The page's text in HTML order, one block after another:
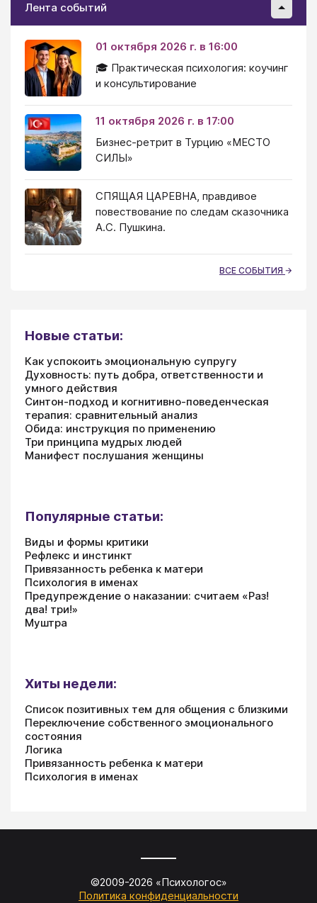
Лента событий
01 октября 2026 г. в 16:00
🎓 Практическая психология: коучинг
и консультирование
11 октября 2026 г. в 17:00
Бизнес-ретрит в Турцию «МЕСТО
СИЛЫ»
СПЯЩАЯ ЦАРЕВНА, правдивое
повествование по следам сказочника
А.С. Пушкина.
ВСЕ СОБЫТИЯ
Новые статьи:
Как успокоить эмоциональную супругу
Духовность: путь добра, ответственности и
умного действия
Синтон-подход и когнитивно-поведенческая
терапия: сравнительный анализ
Обида: инструкция по применению
Три принципа мудрых людей
Манифест послушания женщины
Популярные статьи:
Виды и формы критики
Рефлекс и инстинкт
Привязанность ребенка к матери
Психология в именах
Предупреждение о наказании: считаем «Раз!
два! три!»
Муштра
Хиты недели:
Список позитивных тем для общения с близкими
Переключение собственного эмоционального
состояния
Логика
Привязанность ребенка к матери
Психология в именах
©2009-2026 «Психологос»
Политика конфиденциальности